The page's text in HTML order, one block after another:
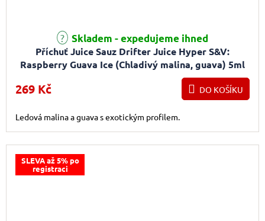
Příchuť Juice Sauz Drifter Juice Hyper S&V:
Raspberry Guava Ice (Chladivý malina, guava) 5ml
Skladem - expedujeme ihned
269 Kč DO KOŠÍKU
Ledová malina a guava s exotickým profilem.
SLEVA až 5% po
registraci